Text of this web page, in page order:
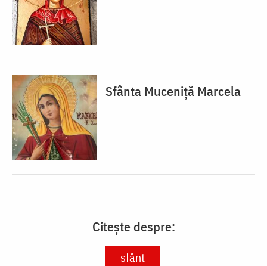
Sfânta Muceniță Marcela
Citește despre:
sfânt